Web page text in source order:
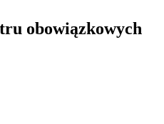
obowiązkowych